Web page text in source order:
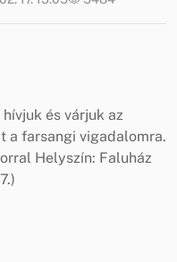
és várjuk az
a farsangi vigadalomra.
Helyszín: Faluház